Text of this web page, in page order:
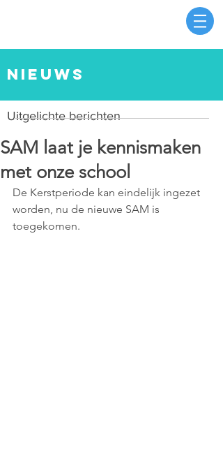
nieuws
Uitgelichte berichten
SAM laat je kennismaken
met onze school
De Kerstperiode kan eindelijk ingezet
worden, nu de nieuwe SAM is
toegekomen.